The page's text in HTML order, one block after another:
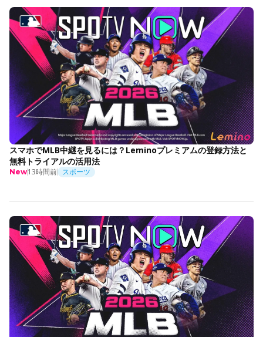
スマホでMLB中継を見るには？Leminoプレミアムの登録方法と
無料トライアルの活用法
New13時間前 スポーツ